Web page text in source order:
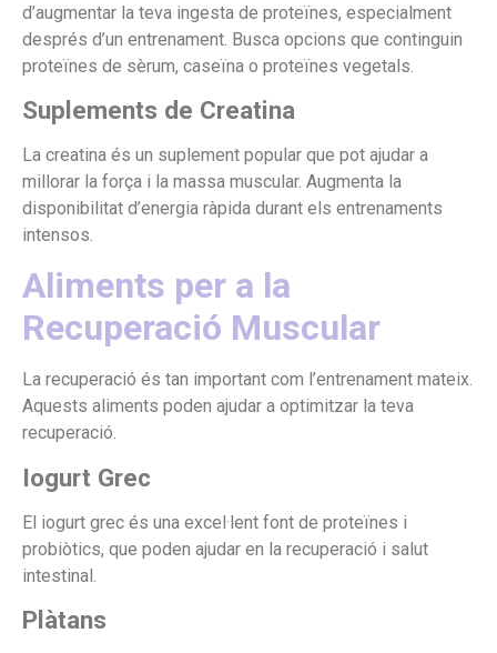
d’augmentar la teva ingesta de proteïnes, especialment
després d’un entrenament. Busca opcions que continguin
proteïnes de sèrum, caseïna o proteïnes vegetals.
Suplements de Creatina
La creatina és un suplement popular que pot ajudar a
millorar la força i la massa muscular. Augmenta la
disponibilitat d’energia ràpida durant els entrenaments
intensos.
Aliments per a la
Recuperació Muscular
La recuperació és tan important com l’entrenament mateix.
Aquests aliments poden ajudar a optimitzar la teva
recuperació.
Iogurt Grec
El iogurt grec és una excel·lent font de proteïnes i
probiòtics, que poden ajudar en la recuperació i salut
intestinal.
Plàtans